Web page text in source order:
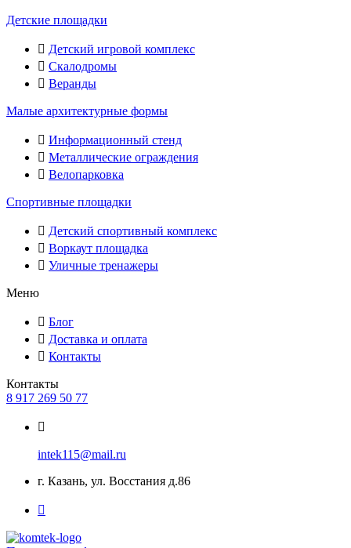
Детские площадки
Детский игровой комплекс
Скалодромы
Веранды
Малые архитектурные формы
Информационный стенд
Металлические ограждения
Велопарковка
Спортивные площадки
Детский спортивный комплекс
Воркаут площадка
Уличные тренажеры
Меню
Блог
Доставка и оплата
Контакты
Контакты
8 917 269 50 77
intek115@mail.ru
г. Казань, ул. Восстания д.86